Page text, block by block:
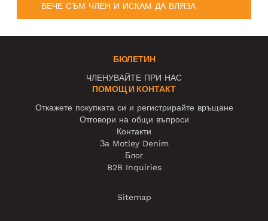
ВЕЧЕ СЪМ ЧЛЕН И ИСКАМ ДА ВЛЯЗА
БЮЛЕТИН
ЧЛЕНУВАЙТЕ ПРИ НАС
ПОМОЩ И КОНТАКТ
Откажете покупката си и регистрирайте връщане
Отговори на общи въпроси
Контакти
За Motley Denim
Блог
B2B Inquiries
Sitemap